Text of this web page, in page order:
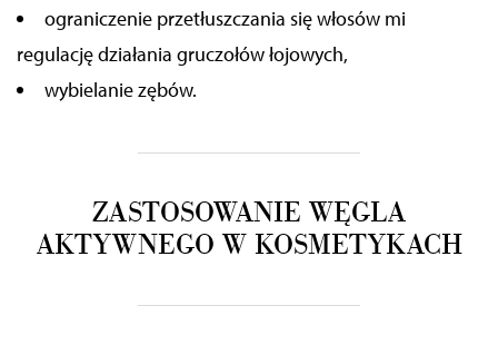
ograniczenie przetłuszczania się włosów mi
regulację działania gruczołów łojowych,
wybielanie zębów.
ZASTOSOWANIE WĘGLA
AKTYWNEGO W KOSMETYKACH